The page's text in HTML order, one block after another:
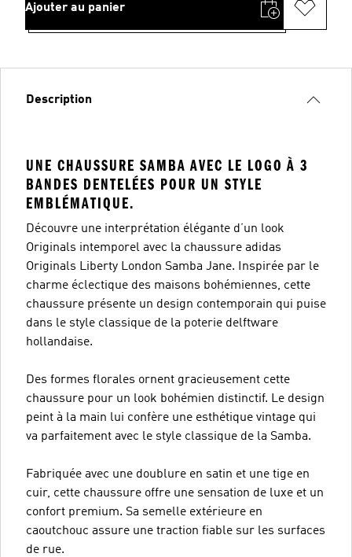
Ajouter au panier
Description
UNE CHAUSSURE SAMBA AVEC LE LOGO À 3
BANDES DENTELÉES POUR UN STYLE
EMBLÉMATIQUE.
Découvre une interprétation élégante d’un look
Originals intemporel avec la chaussure adidas
Originals Liberty London Samba Jane. Inspirée par le
charme éclectique des maisons bohémiennes, cette
chaussure présente un design contemporain qui puise
dans le style classique de la poterie delftware
hollandaise.
Des formes florales ornent gracieusement cette
chaussure pour un look bohémien distinctif. Le design
peint à la main lui confère une esthétique vintage qui
va parfaitement avec le style classique de la Samba.
Fabriquée avec une doublure en satin et une tige en
cuir, cette chaussure offre une sensation de luxe et un
confort premium. Sa semelle extérieure en
caoutchouc assure une traction fiable sur les surfaces
de rue.